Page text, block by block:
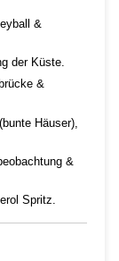
&
der Küste.
&
Häuser),
&
Spritz.